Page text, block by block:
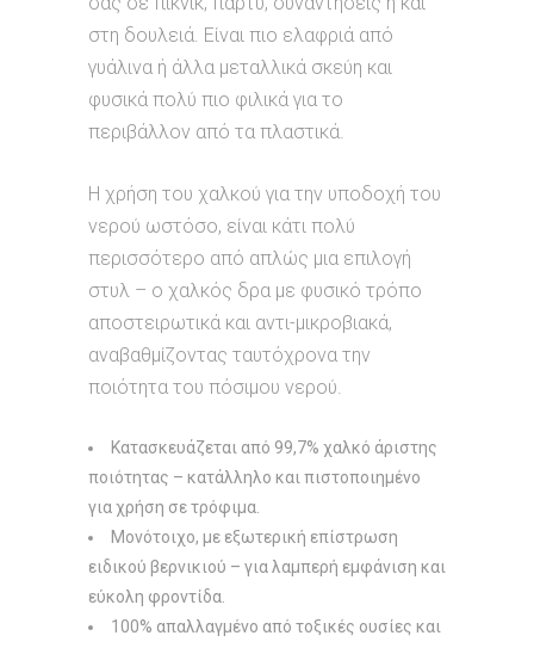
στη δουλειά. Είναι πιο ελαφριά από
γυάλινα ή άλλα μεταλλικά σκεύη και
φυσικά πολύ πιο φιλικά για το
περιβάλλον από τα πλαστικά.
Η χρήση του χαλκού για την υποδοχή του
νερού ωστόσο, είναι κάτι πολύ
περισσότερο από απλώς μια επιλογή
στυλ – ο χαλκός δρα με φυσικό τρόπο
αποστειρωτικά και αντι-μικροβιακά,
αναβαθμίζοντας ταυτόχρονα την
ποιότητα του πόσιμου νερού.
Κατασκευάζεται από 99,7% χαλκό άριστης
ποιότητας – κατάλληλο και πιστοποιημένο
για χρήση σε τρόφιμα.
Μονότοιχο, με εξωτερική επίστρωση
ειδικού βερνικιού – για λαμπερή εμφάνιση και
εύκολη φροντίδα.
100% απαλλαγμένο από τοξικές ουσίες και